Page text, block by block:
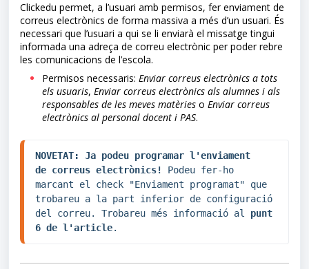
Clickedu permet, a l’usuari amb permisos, fer enviament de
correus electrònics de forma massiva a més d’un usuari. És
necessari que l’usuari a qui se li enviarà el missatge tingui
informada una adreça de correu electrònic per poder rebre
les comunicacions de l’escola.
Permisos necessaris: Enviar correus electrònics a tots
els usuaris, Enviar correus electrònics als alumnes i als
responsables de les meves matèries o Enviar correus
electrònics al personal docent i PAS.
NOVETAT: Ja podeu programar l'enviament
de correus electrònics! Podeu fer-ho
marcant el check "Enviament programat" que
trobareu a la part inferior de configuració
del correu. Trobareu més informació al punt
6 de l'article.